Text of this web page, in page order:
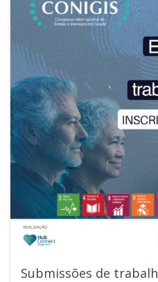
Submissões de